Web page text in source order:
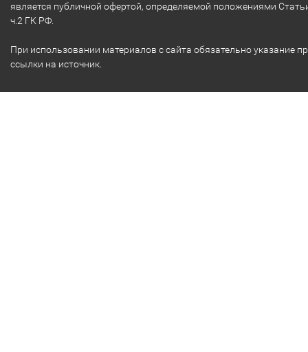
является публичной офертой, определяемой положениями
ч.2 ГК РФ.
При использовании материалов с сайта обязательно указание
ссылки на источник.